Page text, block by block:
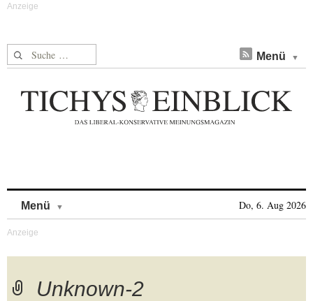
Suche nach: Menü
Menü Do, 6. Aug 2026
Unknown-2